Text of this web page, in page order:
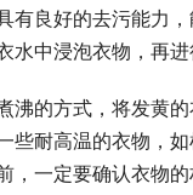
有良好的去污能力
水中浸泡衣物，再
沸的方式，将发黄
些耐高温的衣物，
，一定要确认衣物